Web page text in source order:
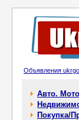
Объявления
Авто.
Покупка/